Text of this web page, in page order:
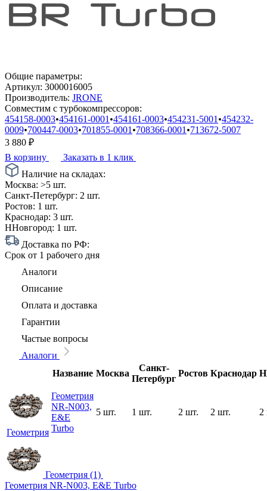
Общие параметры:
Артикул: 3000016005
Производитель: JRONE
Совместим с турбокомпрессоров:
454158-0003•454161-0001 •454161-0003•454231-5001 •454232-
0009•700447-0003•701855-0001 •708366-0001 •713672-5007
3 880 ₽
В корзину
Заказать в 1 клик
Наличие на складах:
Москва: >5 шт.
Санкт-Петербург: 2 шт.
Ростов: 1 шт.
Краснодар: 3 шт.
ННовгород: 1 шт.
Доставка по РФ:
Срок от 1 рабочего дня
Аналоги
Описание
Оплата и доставка
Гарантии
Частые вопросы
Аналоги
Название Москва
Санкт-
Петербург
Ростов Краснодар
Геометрия
Геометрия
NR-N003,
E&E
Turbo
5 шт. 1 шт. 2 шт. 2 шт. 2
Геометрия (1)
Геометрия NR-N003, E&E Turbo